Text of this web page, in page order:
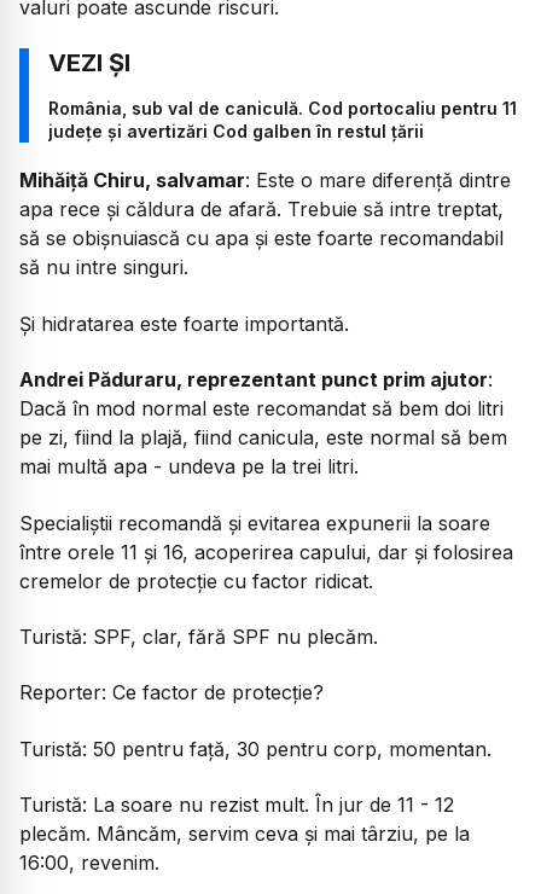
valuri poate ascunde riscuri.
România, sub val de caniculă. Cod portocaliu pentru 11
județe și avertizări Cod galben în restul țării
Mihăiță Chiru, salvamar: Este o mare diferență dintre
apa rece și căldura de afară. Trebuie să intre treptat,
să se obișnuiască cu apa și este foarte recomandabil
să nu intre singuri.
Și hidratarea este foarte importantă.
Andrei Păduraru, reprezentant punct prim ajutor:
Dacă în mod normal este recomandat să bem doi litri
pe zi, fiind la plajă, fiind canicula, este normal să bem
mai multă apa - undeva pe la trei litri.
Specialiștii recomandă și evitarea expunerii la soare
între orele 11 și 16, acoperirea capului, dar și folosirea
cremelor de protecție cu factor ridicat.
Turistă: SPF, clar, fără SPF nu plecăm.
Reporter: Ce factor de protecție?
Turistă: 50 pentru față, 30 pentru corp, momentan.
Turistă: La soare nu rezist mult. În jur de 11 - 12
plecăm. Mâncăm, servim ceva și mai târziu, pe la
16:00, revenim.